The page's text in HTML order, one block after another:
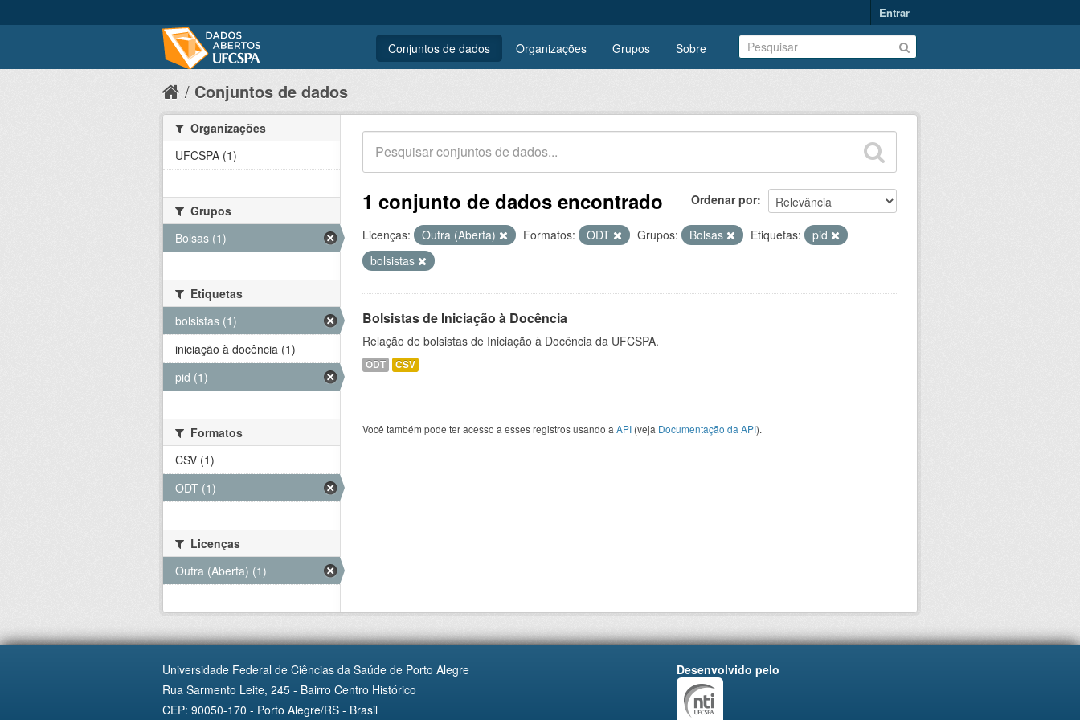
Entrar
Conjuntos de dados Organizações Grupos Sobre
Conjuntos de dados
Ordenar por
1 conjunto de dados encontrado
Licenças: Outra (Aberta) Formatos: ODT Grupos: Bolsas Etiquetas:
pid
bolsistas
Bolsistas de Iniciação à Docência
Relação de bolsistas de Iniciação à Docência da UFCSPA.
ODT CSV
Você também pode ter acesso a esses registros usando a API (veja Documentação da API).
Organizações
UFCSPA (1)
Grupos
Bolsas (1)
Etiquetas
bolsistas (1)
iniciação à docência (1)
pid (1)
Formatos
CSV (1)
ODT (1)
Licenças
Outra (Aberta) (1)
Universidade Federal de Ciências da Saúde de Porto Alegre
Rua Sarmento Leite, 245 - Bairro Centro Histórico
CEP: 90050-170 - Porto Alegre/RS - Brasil
Desenvolvido pelo